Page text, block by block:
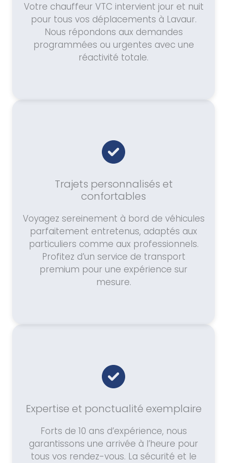
Votre chauffeur VTC intervient jour et nuit
pour tous vos déplacements à Lavaur.
Nous répondons aux demandes
programmées ou urgentes avec une
réactivité totale.
Trajets personnalisés et
confortables
Voyagez sereinement à bord de véhicules
parfaitement entretenus, adaptés aux
particuliers comme aux professionnels.
Profitez d’un service de transport
premium pour une expérience sur
mesure.
Expertise et ponctualité exemplaire
Forts de 10 ans d’expérience, nous
garantissons une arrivée à l’heure pour
tous vos rendez-vous. La sécurité et le